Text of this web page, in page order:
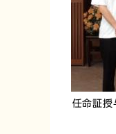
任命証授